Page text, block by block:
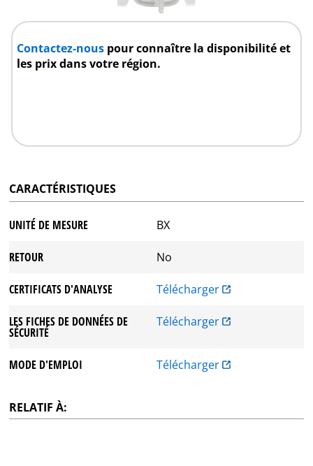
Contactez-nous pour connaître la disponibilité et
les prix dans votre région.
CARACTÉRISTIQUES
UNITÉ DE MESURE BX
RETOUR No
CERTIFICATS D'ANALYSE Télécharger
LES FICHES DE DONNÉES DE
SÉCURITÉ
Télécharger
MODE D'EMPLOI Télécharger
RELATIF À: